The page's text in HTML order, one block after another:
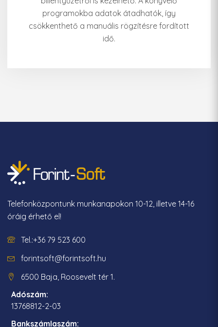
programokba adatok átadhatók, így
csökkenthető a manuális rögzítésre fordított
idő.
Telefonközpontunk munkanapokon 10-12, illetve 14-16
óráig érhető el!
Tel.:+36 79 523 600
forintsoft@forintsoft.hu
6500 Baja, Roosevelt tér 1.
Adószám:
13768812-2-03
Bankszámlaszám: